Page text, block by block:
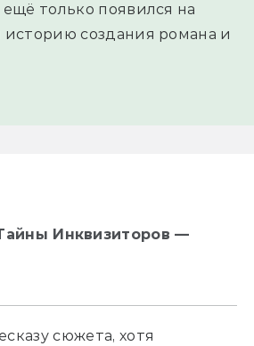
только появился на
создания романа и
Инквизиторов —
сюжета, хотя